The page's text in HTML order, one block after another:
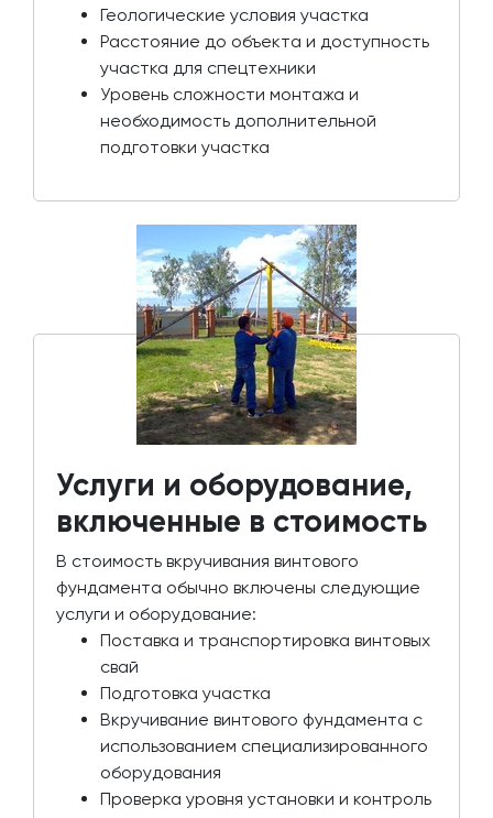
Геологические условия участка
Расстояние до объекта и доступность
участка для спецтехники
Уровень сложности монтажа и
необходимость дополнительной
подготовки участка
Услуги и оборудование,
включенные в стоимость
В стоимость вкручивания винтового
фундамента обычно включены следующие
услуги и оборудование:
Поставка и транспортировка винтовых
свай
Подготовка участка
Вкручивание винтового фундамента с
использованием специализированного
оборудования
Проверка уровня установки и контроль